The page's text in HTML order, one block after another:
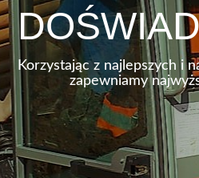
Korzystając z najlepszych i
zapewniamy